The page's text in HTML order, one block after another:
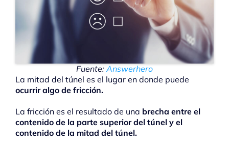
Fuente: Answerhero
La mitad del túnel es el lugar en donde puede
ocurrir algo de fricción.
La fricción es el resultado de una brecha entre el
contenido de la parte superior del túnel y el
contenido de la mitad del túnel.